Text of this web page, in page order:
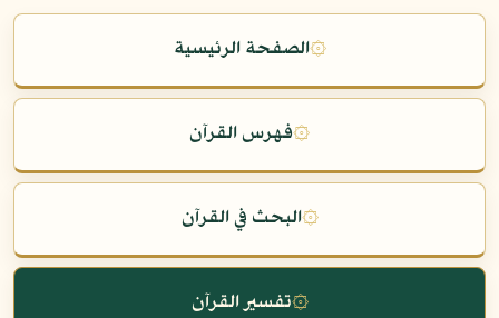
۞الصفحة الرئيسية
۞فهرس القرآن
۞البحث في القرآن
۞تفسير القرآن